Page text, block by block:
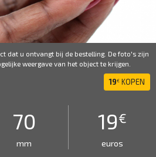
dat u ontvangt bij de bestelling. De foto's zijn
weergave van het object te krijgen.
19€ KOPEN
70
mm
19€
euros